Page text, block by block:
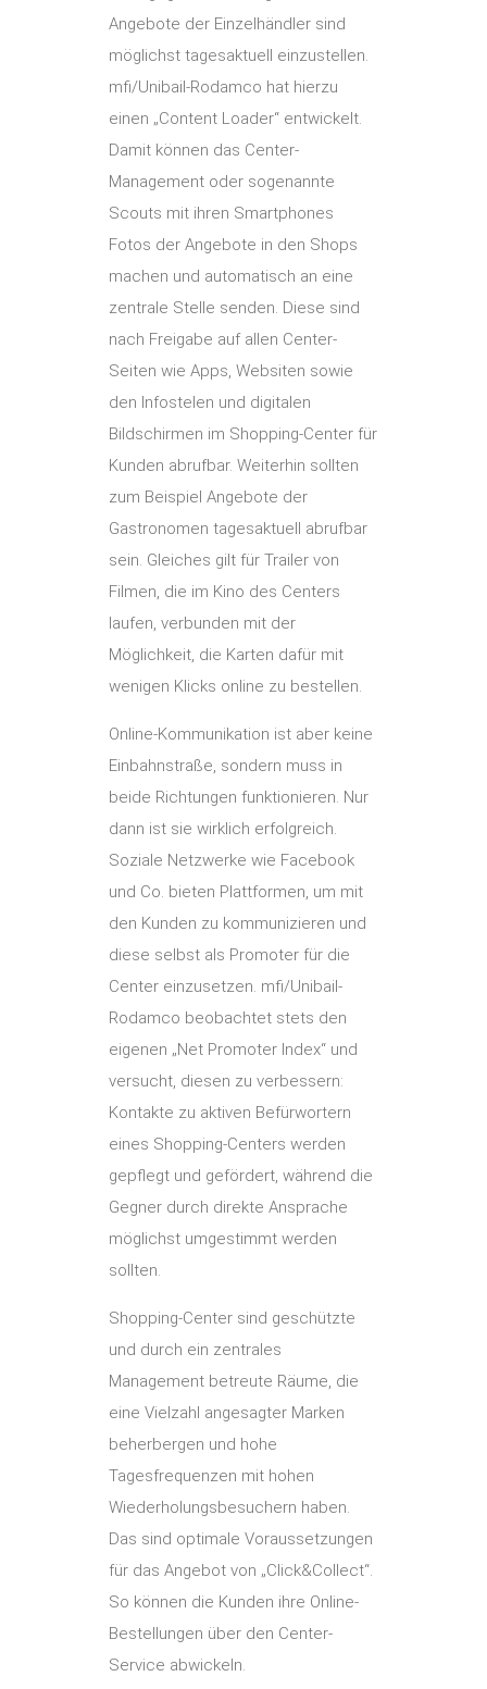
Angebote der Einzelhändler sind
möglichst tagesaktuell einzustellen.
mfi/Unibail-Rodamco hat hierzu
einen „Content Loader“ entwickelt.
Damit können das Center-
Management oder sogenannte
Scouts mit ihren Smartphones
Fotos der Angebote in den Shops
machen und automatisch an eine
zentrale Stelle senden. Diese sind
nach Freigabe auf allen Center-
Seiten wie Apps, Websiten sowie
den Infostelen und digitalen
Bildschirmen im Shopping-Center für
Kunden abrufbar. Weiterhin sollten
zum Beispiel Angebote der
Gastronomen tagesaktuell abrufbar
sein. Gleiches gilt für Trailer von
Filmen, die im Kino des Centers
laufen, verbunden mit der
Möglichkeit, die Karten dafür mit
wenigen Klicks online zu bestellen.
Online-Kommunikation ist aber keine
Einbahnstraße, sondern muss in
beide Richtungen funktionieren. Nur
dann ist sie wirklich erfolgreich.
Soziale Netzwerke wie Facebook
und Co. bieten Plattformen, um mit
den Kunden zu kommunizieren und
diese selbst als Promoter für die
Center einzusetzen. mfi/Unibail-
Rodamco beobachtet stets den
eigenen „Net Promoter Index“ und
versucht, diesen zu verbessern:
Kontakte zu aktiven Befürwortern
eines Shopping-Centers werden
gepflegt und gefördert, während die
Gegner durch direkte Ansprache
möglichst umgestimmt werden
sollten.
Shopping-Center sind geschützte
und durch ein zentrales
Management betreute Räume, die
eine Vielzahl angesagter Marken
beherbergen und hohe
Tagesfrequenzen mit hohen
Wiederholungsbesuchern haben.
Das sind optimale Voraussetzungen
für das Angebot von „Click&Collect“.
So können die Kunden ihre Online-
Bestellungen über den Center-
Service abwickeln.